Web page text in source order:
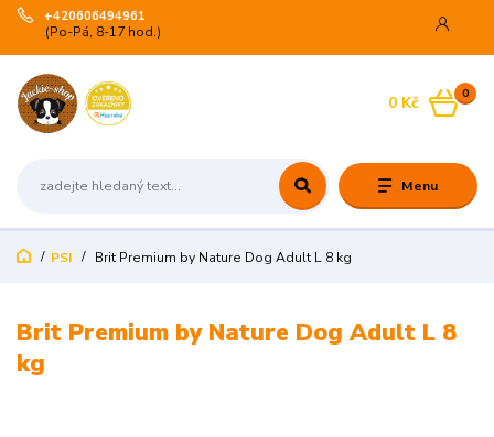
Menu
+420606494961
(Po-Pá, 8-17 hod.)
0
0 Kč
PSI Brit Premium by Nature Dog Adult L 8 kg
Brit Premium by Nature Dog Adult L 8
kg